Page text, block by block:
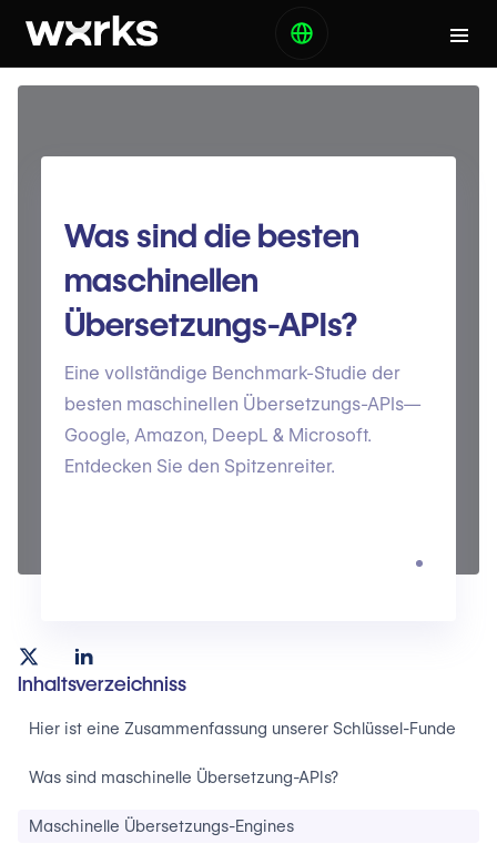
Was sind die besten
maschinellen
Übersetzungs-APIs?
Eine vollständige Benchmark-Studie der
besten maschinellen Übersetzungs-APIs—
Google, Amazon, DeepL & Microsoft.
Entdecken Sie den Spitzenreiter.
Inhaltsverzeichniss
Hier ist eine Zusammenfassung unserer Schlüssel-Funde
Was sind maschinelle Übersetzung-APIs?
Maschinelle Übersetzungs-Engines